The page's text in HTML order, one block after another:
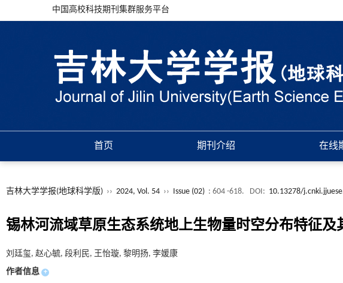
中国高校科技期刊集群服务平台
首页 期刊介绍 在线
吉林大学学报(地球科学版) ›› 2024, Vol. 54 ›› Issue (02) : 604 -618. DOI: 10.13278/
锡林河流域草原生态系统地上生物量时空分布特征及
刘廷玺, 赵心毓, 段利民, 王怡璇, 黎明扬, 李媛康
作者信息 +